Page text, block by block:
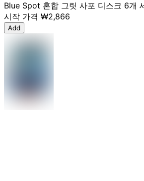
Blue Spot 혼합 그릿 사포 디스크 6개
시작 가격 ₩2,866
Add